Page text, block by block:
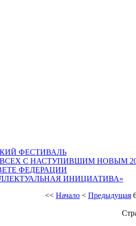
ФЕСТИВАЛЬ
С НАСТУПИВШИМ НОВЫМ
ФЕДЕРАЦИИ
ИНИЦИАТИВА»
<< Начало < Предыдущая